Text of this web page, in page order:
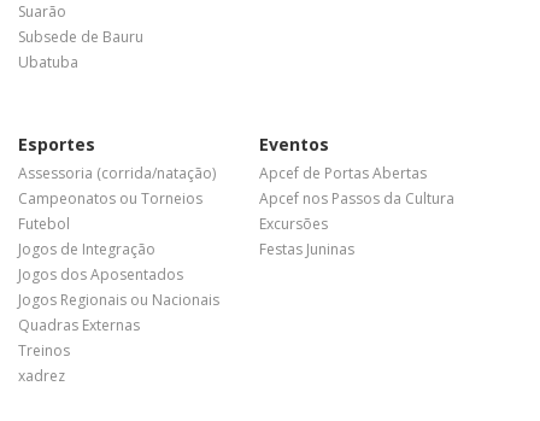
Suarão
Subsede de Bauru
Ubatuba
Esportes
Assessoria (corrida/natação)
Campeonatos ou Torneios
Futebol
Jogos de Integração
Jogos dos Aposentados
Jogos Regionais ou Nacionais
Quadras Externas
Treinos
xadrez
Eventos
Apcef de Portas Abertas
Apcef nos Passos da Cultura
Excursões
Festas Juninas